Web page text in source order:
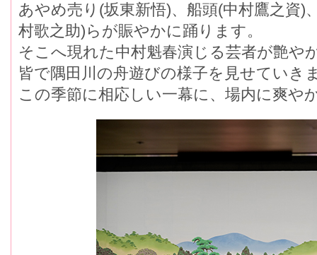
あやめ売り(坂東新悟)、船頭(中村鷹之資)
村歌之助)らが賑やかに踊ります。
そこへ現れた中村魁春演じる芸者が艶や
皆で隅田川の舟遊びの様子を見せていき
この季節に相応しい一幕に、場内に爽や